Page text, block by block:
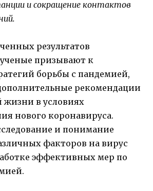
и сокращение контактов
результатов
призывают к
борьбы с пандемией,
рекомендации
жизни в условиях
нового коронавируса.
и понимание
факторов на вирус
эффективных мер по